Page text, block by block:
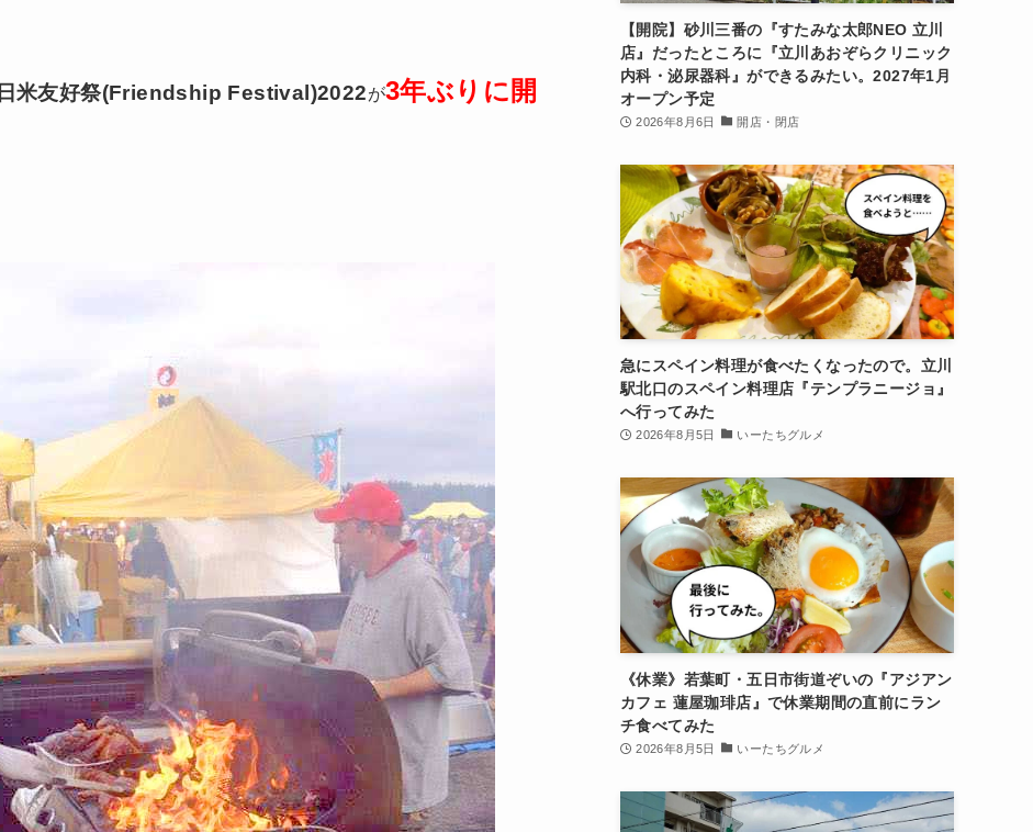
日米友好祭(Friendship Festival)2022が3年ぶりに開
【開院】砂川三番の『すたみな太郎NEO 立川
店』だったところに『立川あおぞらクリニック
内科・泌尿器科』ができるみたい。2027年1月
オープン予定
2026年8月6日 開店・閉店
急にスペイン料理が食べたくなったので。立川
駅北口のスペイン料理店『テンプラニージョ』
へ行ってみた
2026年8月5日 いーたちグルメ
《休業》若葉町・五日市街道ぞいの『アジアン
カフェ 蓮屋珈琲店』で休業期間の直前にラン
チ食べてみた
2026年8月5日 いーたちグルメ